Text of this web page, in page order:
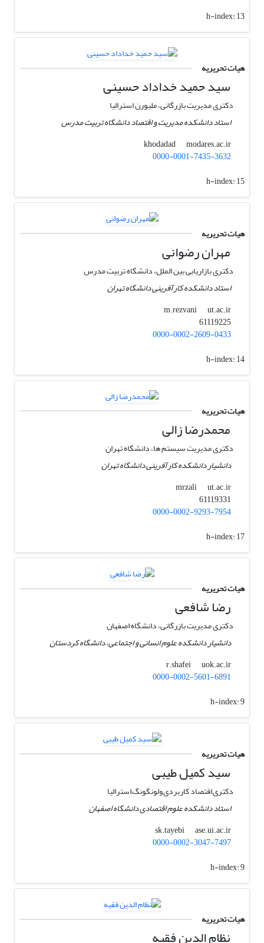
h-index:13
هیات تحریریه
سید حمید خداداد حسینی
دکتری مدیریت بازرگانی، ملبورن استرالیا
استاد دانشکده مدیریت و اقتصاد دانشگاه تربیت مدرس
khodadad
modares.ac.ir
0000-0001-7435-3632
h-index:15
هیات تحریریه
مهران رضوانی
دکتری بازاریابی بین الملل، دانشگاه تربیت مدرس
استاد دانشکده کارآفرینی دانشگاه تهران
m.rezvani
ut.ac.ir
61119225
0000-0002-2609-0433
h-index:14
هیات تحریریه
محمدرضا زالی
دکتری ‏مدیریت سیستم ها، دانشگاه تهران
دانشیار دانشکده کارآفرینی دانشگاه تهران
mrzali
ut.ac.ir
0000-0002-9293-7954
h-index:17
هیات تحریریه
رضا شافعی
دکتری مدیریت بازرگانی، دانشگاه اصفهان
دانشیار دانشکده علوم انسانی و اجتماعی، دانشگاه کردستان
r.shafei
uok.ac.ir
0000-0002-5601-6891
h-index:9
هیات تحریریه
سید کمیل طیبی
دکتری,اقتصاد کاربردی,ولونگونگ,استرالیا
استاد دانشکده علوم اقتصادی دانشگاه اصفهان
sk.tayebi
ase.ui.ac.ir
0000-0002-3047-7497
h-index:9
هیات تحریریه
نظام الدین فقیه